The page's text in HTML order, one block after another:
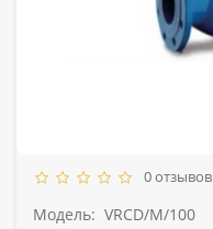
0 отзывов
Модель: VRCD/M/100